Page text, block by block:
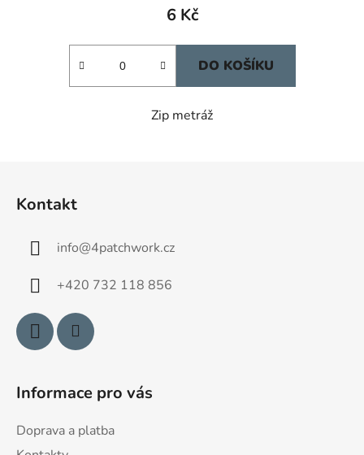
6 Kč
DO KOŠÍKU
Zip metráž
Kontakt
info@4patchwork.cz
+420 732 118 856
Informace pro vás
Doprava a platba